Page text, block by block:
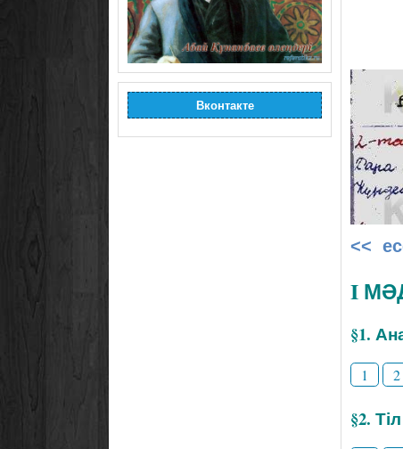
Вконтакте
<<
I
§1.
1 2
§2.